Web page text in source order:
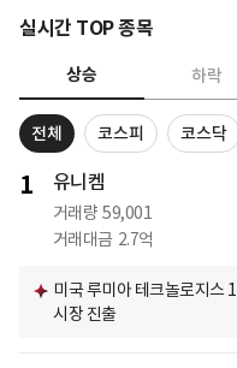
실시간 TOP 종목
상승 하락
전체 코스피 코스닥
1 유니켐
거래량 59,001
거래대금 2.7억
미국 루미아 테크놀로지스
시장 진출